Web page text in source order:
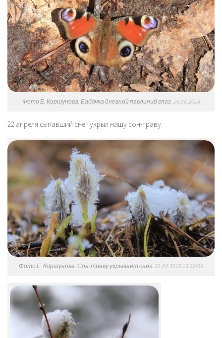
Фото Е. Коршунова. Бабочка дневной павлиний глаз. 16.04.2018
22 апреля сыпавший снег укрыл нашу сон-траву.
Фото Е. Коршунова. Сон-траву укрывает снег. 22.04.2018 16:22:06